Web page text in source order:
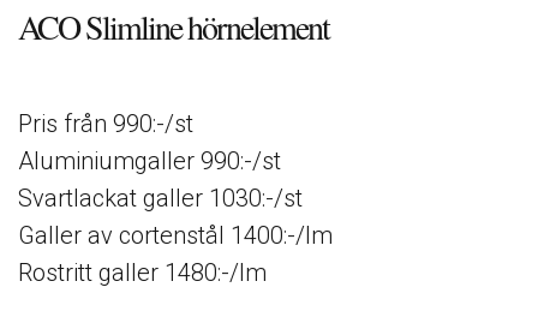
ACO Slimline hörnelement
Pris från 990:-/st
Aluminiumgaller 990:-/st
Svartlackat galler 1030:-/st
Galler av cortenstål 1400:-/lm
Rostritt galler 1480:-/lm